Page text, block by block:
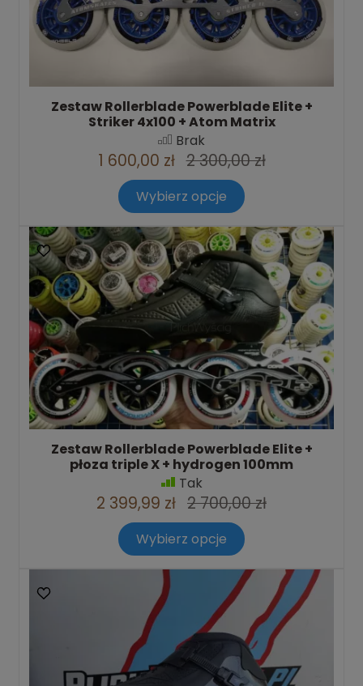
Zestaw Rollerblade Powerblade Elite +
Striker 4x100 + Atom Matrix
Brak
1 600,00 zł 2 300,00 zł
Wybierz opcje
Zestaw Rollerblade Powerblade Elite +
płoza triple X + hydrogen 100mm
Tak
2 399,99 zł 2 700,00 zł
Wybierz opcje